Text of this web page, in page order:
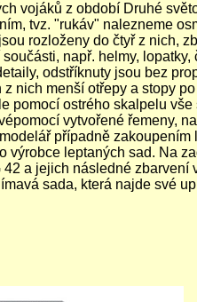
vojáků z období Druhé
tvz. "rukáv" nalezneme
rozloženy do čtyř z nich,
např. helmy, lopatky,
odstříknuty jsou bez
nich menší otřepy a stopy
pomocí ostrého skalpelu
vytvořené řemeny,
případně
výrobce leptaných sad. Na
a jejich následné zbarvení
sada, která najde své